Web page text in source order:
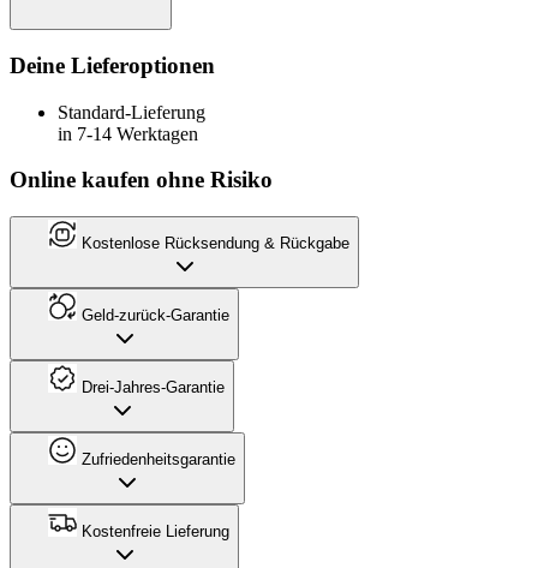
Deine Lieferoptionen
Standard-Lieferung
in 7-14 Werktagen
Online kaufen ohne Risiko
Kostenlose Rücksendung & Rückgabe
Geld-zurück-Garantie
Drei-Jahres-Garantie
Zufriedenheitsgarantie
Kostenfreie Lieferung